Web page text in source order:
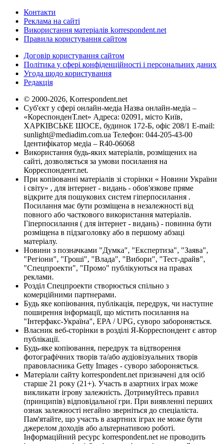
Контакти
Реклама на сайті
Використання матеріалів korrespondent.net
Правила користування сайтом
Договір користування сайтом
Політика у сфері конфіденційності і персональних даних
Угода щодо користування
Редакція
© 2000-2026, Korrespondent.net
Суб'єкт у сфері онлайн-медіа Назва онлайн-медіа –
«КореспонденТ.net» Адреса: 02091, місто Київ,
ХАРКІВСЬКЕ ШОСЕ, будинок 172-Б, офіс 208/1 E-mail:
sunlight@mediadim.com.ua Телефон: 044-205-43-00
Ідентифікатор медіа – R40-06068
Використання будь-яких матеріалів, розміщених на
сайті, дозволяється за умови посилання на
Корреспондент.net.
При копіюванні матеріалів зі сторінки « Новини України
і світу» , для інтернет - видань - обов'язкове пряме
відкрите для пошукових систем гіперпосилання .
Посилання має бути розміщена в незалежності від
повного або часткового використання матеріалів.
Гіперпосилання ( для інтернет - видань) - повинна бути
розміщена в підзаголовку або в першому абзаці
матеріалу.
Новини з позначками "Думка", "Експертиза", "Заява",
"Регіони", "Гроші", "Влада", "Вибори", "Тест-драйв",
"Спецпроекти", "Промо" публікуються на правах
реклами.
Розділ Спецпроекти створюється спільно з
комерційними партнерами.
Будь яке копіювання, публікація, передрук, чи наступне
поширення інформації, що містить посилання на
"Інтерфакс-Україна", EPA / UPG, суворо забороняється.
Власник веб-сторінки в розділі Я-Корреспондент є автор
публікації.
Будь-яке копіювання, передрук та відтворення
фотографічних творів та/або аудіовізуальних творів
правовласника Getty Images - суворо забороняється.
Матеріали сайту korrespondent.net призначені для осіб
старше 21 року (21+). Участь в азартних іграх може
викликати ігрову залежність. Дотримуйтесь правил
(принципів) відповідальної гри. При виявленні перших
ознак залежності негайно зверніться до спеціаліста.
Пам'ятайте, що участь в азартних іграх не може бути
джерелом доходів або альтернативою роботі.
Інформаційний ресурс korrespondent.net не проводить